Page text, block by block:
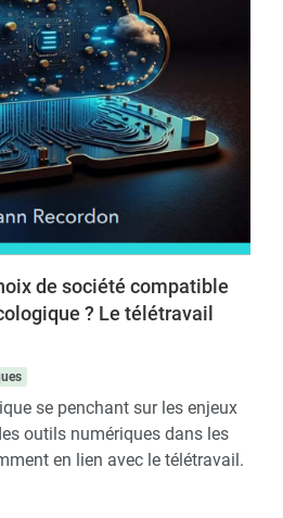
de société compatible
? Le télétravail
se penchant sur les enjeux
outils numériques dans les
en lien avec le télétravail.